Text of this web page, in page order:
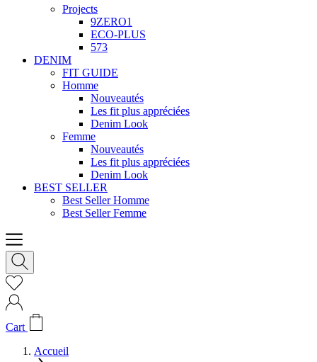
Projects
9ZERO1
ECO-PLUS
573
DENIM
FIT GUIDE
Homme
Nouveautés
Les fit plus appréciées
Denim Look
Femme
Nouveautés
Les fit plus appréciées
Denim Look
BEST SELLER
Best Seller Homme
Best Seller Femme
Cart
Accueil